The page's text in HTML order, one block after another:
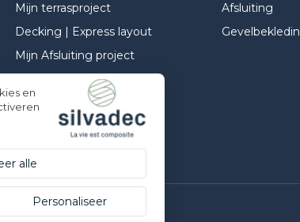
Mijn terrasproject
Decking | Express layout
Mijn Afsluiting project
Mijn Gevel project
Inspiraties
Installatie advies
Afsluiting
en
alle
Personaliseer